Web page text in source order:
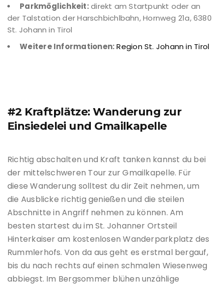
Parkmöglichkeit:direkt am Startpunkt oder an
der Talstation der Harschbichlbahn, Hornweg 21a, 6380
St. Johann in Tirol
Weitere Informationen: Region St. Johann in Tirol
#2 Kraftplätze: Wanderung zur
Einsiedelei und Gmailkapelle
Richtig abschalten und Kraft tanken kannst du bei
der mittelschweren Tour zur Gmailkapelle. Für
diese Wanderung solltest du dir Zeit nehmen, um
die Ausblicke richtig genießen und die steilen
Abschnitte in Angriff nehmen zu können. Am
besten startest du im St. Johanner Ortsteil
Hinterkaiser am kostenlosen Wanderparkplatz des
Rummlerhofs. Von da aus geht es erstmal bergauf,
bis du nach rechts auf einen schmalen Wiesenweg
abbiegst. Im Bergsommer blühen unzählige